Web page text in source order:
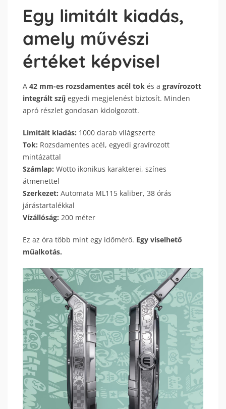
Egy limitált kiadás,
amely művészi
értéket képvisel
A 42 mm-es rozsdamentes acél tok és a gravírozott
integrált szíj egyedi megjelenést biztosít. Minden
apró részlet gondosan kidolgozott.
Limitált kiadás: 1000 darab világszerte
Tok: Rozsdamentes acél, egyedi gravírozott
mintázattal
Számlap: Wotto ikonikus karakterei, színes
átmenettel
Szerkezet: Automata ML115 kaliber, 38 órás
járástartalékkal
Vízállóság: 200 méter
Ez az óra több mint egy időmérő. Egy viselhető
műalkotás.